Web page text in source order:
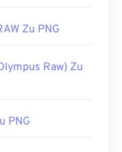
RAW-
1996Zu PNG
Raw) Zu
PNG